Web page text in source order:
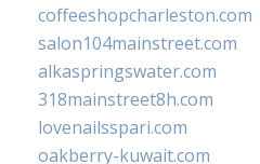
coffeeshopcharleston.com
salon104mainstreet.com
alkaspringswater.com
318mainstreet8h.com
lovenailsspari.com
oakberry-kuwait.com